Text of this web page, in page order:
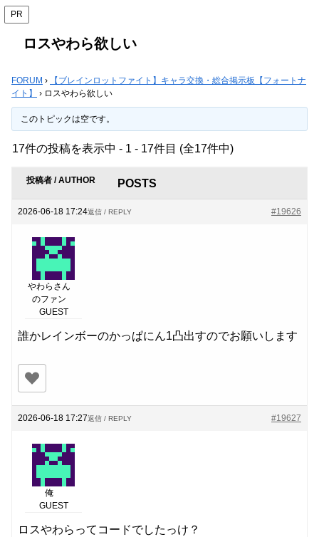
PR
ロスやわら欲しい
FORUM ›
【ブレインロットファイト】キャラ交換・総合掲示板【フォートナ
イト】
› ロスやわら欲しい
このトピックは空です。
17件の投稿を表示中 - 1 - 17件目 (全17件中)
投稿者 / AUTHOR POSTS
2026-06-18 17:24 #19626
返信 / REPLY
やわらさん
のファン
GUEST
誰かレインボーのかっぱにん1凸出すのでお願いします
2026-06-18 17:27 #19627
返信 / REPLY
俺
GUEST
ロスやわらってコードでしたっけ？